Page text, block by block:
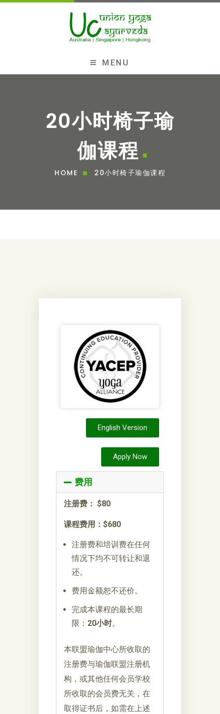
MENU
20小时椅子瑜
伽课程
HOME 20小时椅子瑜伽课程
English Version
Apply Now
费用
注册费： $80
课程费用：$680
注册费和培训费在任何
情况下均不可转让和退
还。
费用金额恕不还价。
完成本课程的最长期
限： 20小时。
本联盟瑜伽中心所收取的
注册费与瑜伽联盟注册机
构，或其他任何会员学校
所收取的会员费无关，在
取得证书后，如需在上述